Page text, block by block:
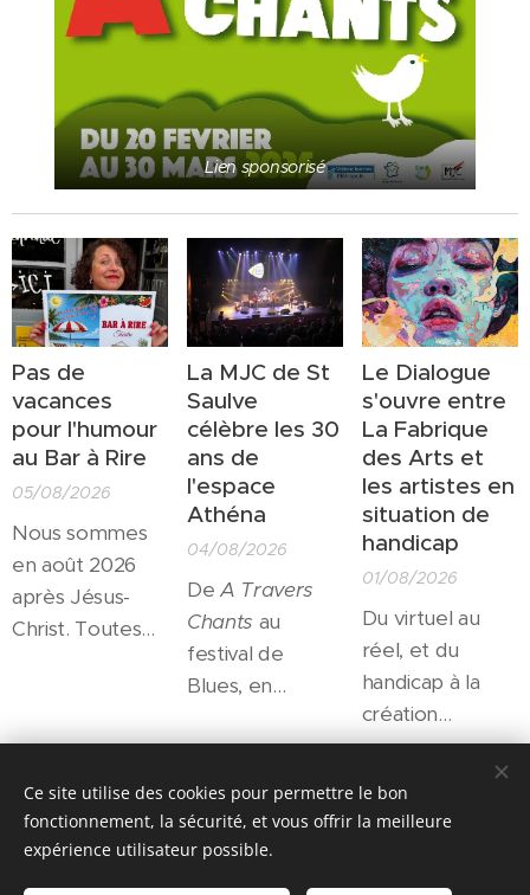
Lien sponsorisé
Pas de
vacances
pour l'humour
au Bar à Rire
05/08/2026
Nous sommes
en août 2026
après Jésus-
Christ. Toutes
Non! Un petit
théâtre
d'irréductibles
actrices et
La MJC de St
Saulve
célèbre les 30
ans de
l'espace
Athéna
04/08/2026
De A Travers
Chants au
festival de
Blues, en
résidences
d'artistes et le
soutien à la
création ou
Le Dialogue
s'ouvre entre
La Fabrique
des Arts et
les artistes en
situation de
handicap
01/08/2026
Du virtuel au
réel, et du
handicap à la
création
artistique, autant
de passerelles
qui trouveront
Share
Ce site utilise des cookies pour permettre le bon
fonctionnement, la sécurité, et vous offrir la meilleure
expérience utilisateur possible.